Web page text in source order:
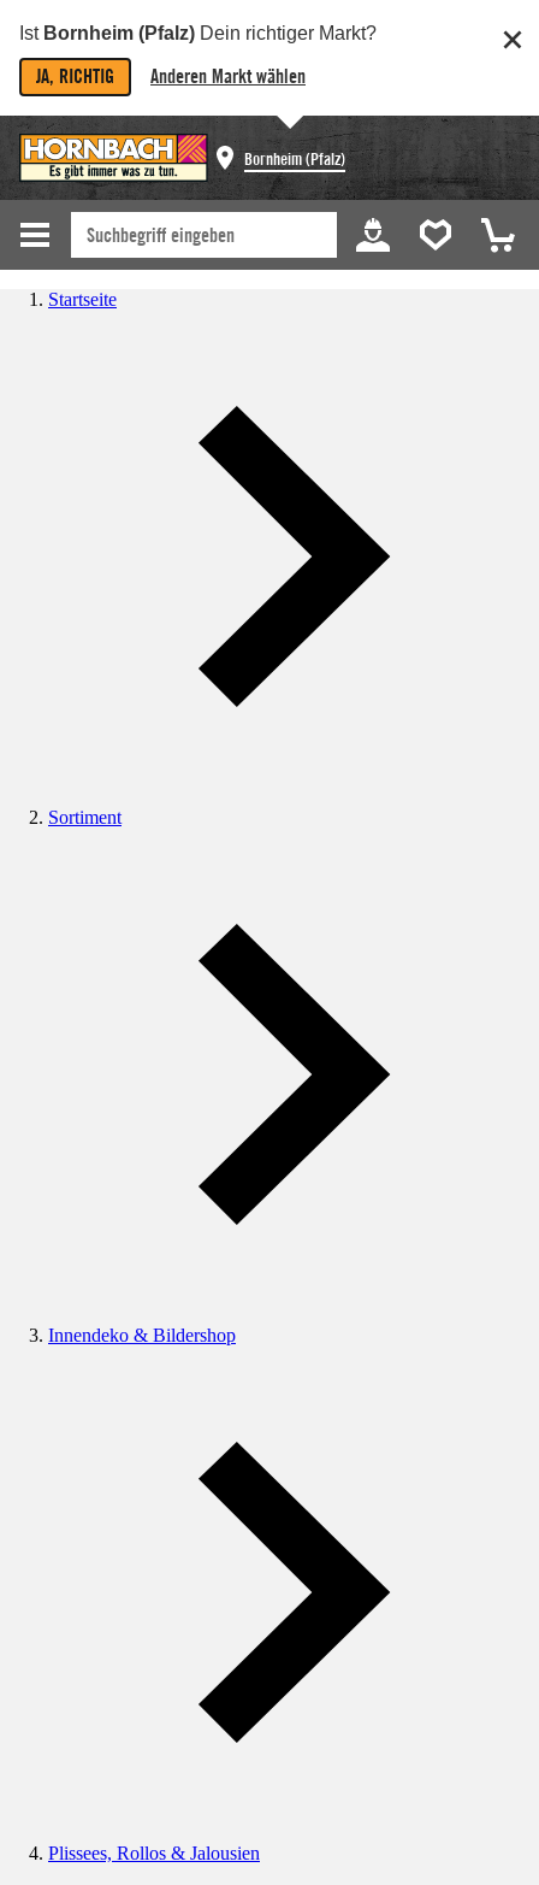
Ist Bornheim (Pfalz) Dein richtiger Markt?
JA, RICHTIG Anderen Markt wählen
Bornheim (Pfalz)
Startseite
Sortiment
Innendeko & Bildershop
Plissees, Rollos & Jalousien